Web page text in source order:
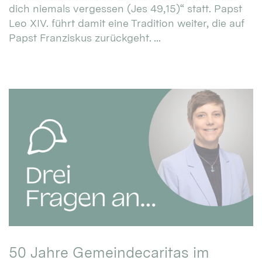
dich niemals vergessen (Jes 49,15)“ statt. Papst
Leo XIV. führt damit eine Tradition weiter, die auf
Papst Franziskus zurückgeht. ...
50 Jahre Gemeindecaritas im